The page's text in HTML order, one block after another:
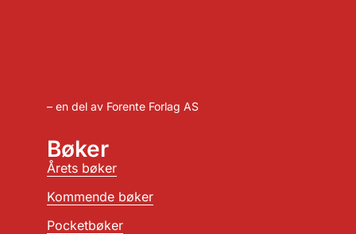
– en del av Forente Forlag AS
Bøker
Årets bøker
Kommende bøker
Pocketbøker